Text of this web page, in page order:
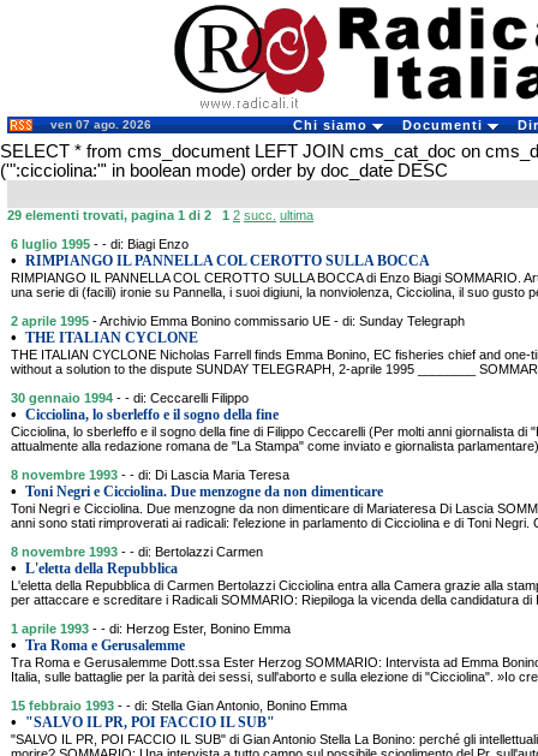
ven 07 ago. 2026 Chi siamo Documenti
SELECT * from cms_document LEFT JOIN cms_cat_doc on
('":cicciolina:"' in boolean mode) order by doc_date DESC
29 elementi trovati, pagina 1 di 2 1 2 succ. ultima
6 luglio 1995 - - di: Biagi Enzo
• RIMPIANGO IL PANNELLA COL CEROTTO SULLA BOCCA
RIMPIANGO IL PANNELLA COL CEROTTO SULLA BOCCA di Enzo Biagi SOMMARIO.
una serie di (facili) ironie su Pannella, i suoi digiuni, la nonviolenza, Cicciolina, il suo gusto
2 aprile 1995 - Archivio Emma Bonino commissario UE - di: Sunday Telegraph
• THE ITALIAN CYCLONE
THE ITALIAN CYCLONE Nicholas Farrell finds Emma Bonino, EC fisheries chief and one-
without a solution to the dispute SUNDAY TELEGRAPH, 2-aprile 1995 ________
30 gennaio 1994 - - di: Ceccarelli Filippo
• Cicciolina, lo sberleffo e il sogno della fine
Cicciolina, lo sberleffo e il sogno della fine di Filippo Ceccarelli (Per molti anni giornalista di
attualmente alla redazione romana de "La Stampa" come inviato e giornalista
8 novembre 1993 - - di: Di Lascia Maria Teresa
• Toni Negri e Cicciolina. Due menzogne da non dimenticare
Toni Negri e Cicciolina. Due menzogne da non dimenticare di Mariateresa Di Lascia
anni sono stati rimproverati ai radicali: l'elezione in parlamento di Cicciolina e di Toni Negri.
8 novembre 1993 - - di: Bertolazzi Carmen
• L'eletta della Repubblica
L'eletta della Repubblica di Carmen Bertolazzi Cicciolina entra alla Camera grazie alla
per attaccare e screditare i Radicali SOMMARIO: Riepiloga la vicenda della candidatura di
1 aprile 1993 - - di: Herzog Ester, Bonino Emma
• Tra Roma e Gerusalemme
Tra Roma e Gerusalemme Dott.ssa Ester Herzog SOMMARIO: Intervista ad Emma
Italia, sulle battaglie per la parità dei sessi, sull'aborto e sulla elezione di "Cicciolina". »Io
15 febbraio 1993 - - di: Stella Gian Antonio, Bonino Emma
• "SALVO IL PR, POI FACCIO IL SUB"
"SALVO IL PR, POI FACCIO IL SUB" di Gian Antonio Stella La Bonino: perché gli